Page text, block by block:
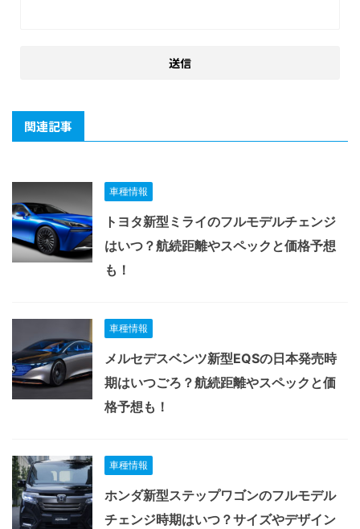
関連記事
車種情報
トヨタ新型ミライのフルモデルチェンジ
はいつ？航続距離やスペックと価格予想
も！
車種情報
メルセデスベンツ新型EQSの日本発売時
期はいつごろ？航続距離やスペックと価
格予想も！
車種情報
ホンダ新型ステップワゴンのフルモデル
チェンジ時期はいつ？サイズやデザイン